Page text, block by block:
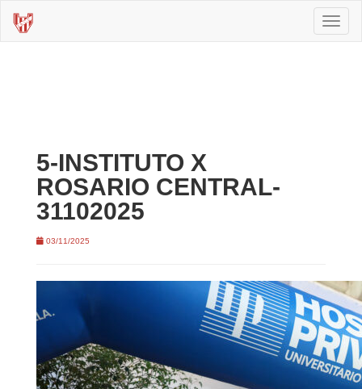
5-INSTITUTO X
ROSARIO CENTRAL-
31102025
03/11/2025